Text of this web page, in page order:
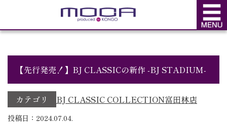
BLOG
【先行発売！】BJ CLASSICの新作 -BJ STADIUM-
カテゴリ BJ CLASSIC COLLECTION富田林店
投稿日：2024.07.04.